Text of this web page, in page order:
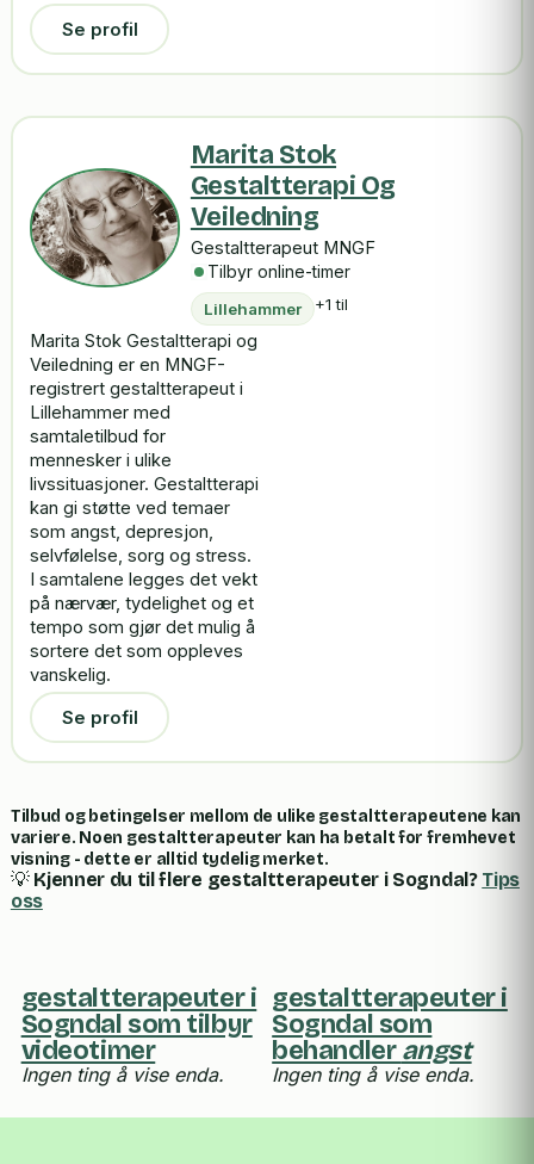
Se profil
Marita Stok
Gestaltterapi Og
Veiledning
Gestaltterapeut MNGF
Tilbyr online-timer
Lillehammer +1 til
Marita Stok Gestaltterapi og
Veiledning er en MNGF-
registrert gestaltterapeut i
Lillehammer med
samtaletilbud for
mennesker i ulike
livssituasjoner. Gestaltterapi
kan gi støtte ved temaer
som angst, depresjon,
selvfølelse, sorg og stress.
I samtalene legges det vekt
på nærvær, tydelighet og et
tempo som gjør det mulig å
sortere det som oppleves
vanskelig.
Se profil
Tilbud og betingelser mellom de ulike gestaltterapeutene kan
variere. Noen gestaltterapeuter kan ha betalt for fremhevet
visning - dette er alltid tydelig merket.
💡 Kjenner du til flere gestaltterapeuter i Sogndal? Tips
oss
gestaltterapeuter i
Sogndal som tilbyr
videotimer
Ingen ting å vise enda.
gestaltterapeuter i
Sogndal som
behandlerangst
Ingen ting å vise enda.